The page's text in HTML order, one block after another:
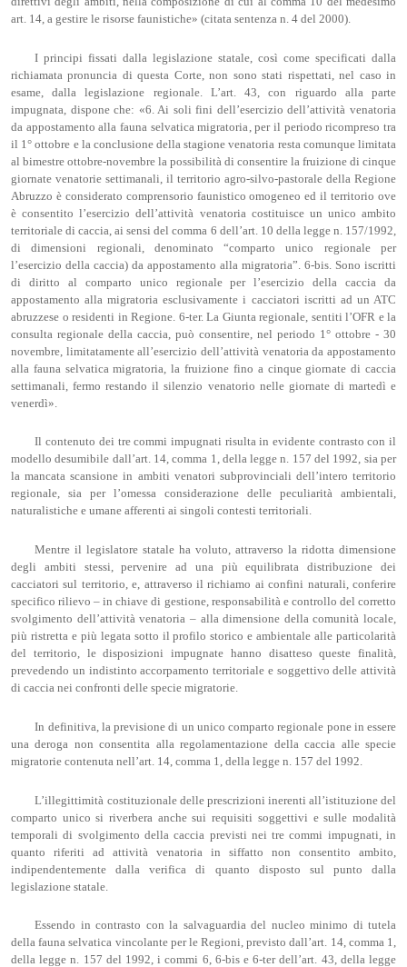
art. 14, a gestire le risorse faunistiche» (citata sentenza n. 4 del 2000).
I principi fissati dalla legislazione statale, così come specificati dalla
richiamata pronuncia di questa Corte, non sono stati rispettati, nel caso in
esame, dalla legislazione regionale. L’art. 43, con riguardo alla parte
impugnata, dispone che: «6. Ai soli fini dell’esercizio dell’attività venatoria
da appostamento alla fauna selvatica migratoria, per il periodo ricompreso tra
il 1° ottobre e la conclusione della stagione venatoria resta comunque limitata
al bimestre ottobre-novembre la possibilità di consentire la fruizione di cinque
giornate venatorie settimanali, il territorio agro-silvo-pastorale della Regione
Abruzzo è considerato comprensorio faunistico omogeneo ed il territorio ove
è consentito l’esercizio dell’attività venatoria costituisce un unico ambito
territoriale di caccia, ai sensi del comma 6 dell’art. 10 della legge n. 157/1992,
di dimensioni regionali, denominato “comparto unico regionale per
l’esercizio della caccia) da appostamento alla migratoria”. 6-bis. Sono iscritti
di diritto al comparto unico regionale per l’esercizio della caccia da
appostamento alla migratoria esclusivamente i cacciatori iscritti ad un ATC
abruzzese o residenti in Regione. 6-ter. La Giunta regionale, sentiti l’OFR e la
consulta regionale della caccia, può consentire, nel periodo 1° ottobre - 30
novembre, limitatamente all’esercizio dell’attività venatoria da appostamento
alla fauna selvatica migratoria, la fruizione fino a cinque giornate di caccia
settimanali, fermo restando il silenzio venatorio nelle giornate di martedì e
venerdì».
Il contenuto dei tre commi impugnati risulta in evidente contrasto con il
modello desumibile dall’art. 14, comma 1, della legge n. 157 del 1992, sia per
la mancata scansione in ambiti venatori subprovinciali dell’intero territorio
regionale, sia per l’omessa considerazione delle peculiarità ambientali,
naturalistiche e umane afferenti ai singoli contesti territoriali.
Mentre il legislatore statale ha voluto, attraverso la ridotta dimensione
degli ambiti stessi, pervenire ad una più equilibrata distribuzione dei
cacciatori sul territorio, e, attraverso il richiamo ai confini naturali, conferire
specifico rilievo – in chiave di gestione, responsabilità e controllo del corretto
svolgimento dell’attività venatoria – alla dimensione della comunità locale,
più ristretta e più legata sotto il profilo storico e ambientale alle particolarità
del territorio, le disposizioni impugnate hanno disatteso queste finalità,
prevedendo un indistinto accorpamento territoriale e soggettivo delle attività
di caccia nei confronti delle specie migratorie.
In definitiva, la previsione di un unico comparto regionale pone in essere
una deroga non consentita alla regolamentazione della caccia alle specie
migratorie contenuta nell’art. 14, comma 1, della legge n. 157 del 1992.
L’illegittimità costituzionale delle prescrizioni inerenti all’istituzione del
comparto unico si riverbera anche sui requisiti soggettivi e sulle modalità
temporali di svolgimento della caccia previsti nei tre commi impugnati, in
quanto riferiti ad attività venatoria in siffatto non consentito ambito,
indipendentemente dalla verifica di quanto disposto sul punto dalla
legislazione statale.
Essendo in contrasto con la salvaguardia del nucleo minimo di tutela
della fauna selvatica vincolante per le Regioni, previsto dall’art. 14, comma 1,
della legge n. 157 del 1992, i commi 6, 6-bis e 6-ter dell’art. 43, della legge